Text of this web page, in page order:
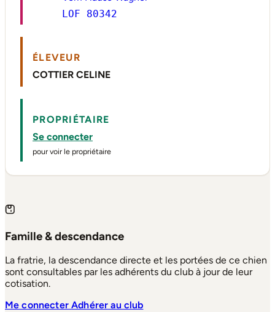
LOF 80342
ÉLEVEUR
COTTIER CELINE
PROPRIÉTAIRE
Se connecter
pour voir le propriétaire
Famille & descendance
La fratrie, la descendance directe et les portées de ce chien
sont consultables par les adhérents du club à jour de leur
cotisation.
Me connecterAdhérer au club